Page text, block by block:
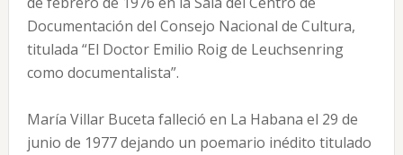
Documentación del Consejo Nacional de Cultura,
titulada “El Doctor Emilio Roig de Leuchsenring
como documentalista”.
María Villar Buceta falleció en La Habana el 29 de
junio de 1977 dejando un poemario inédito titulado